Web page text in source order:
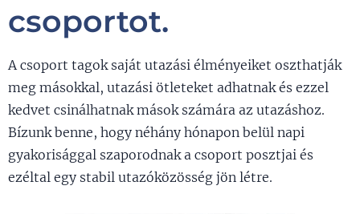
csoportot.
A csoport tagok saját utazási élményeiket oszthatják
meg másokkal, utazási ötleteket adhatnak és ezzel
kedvet csinálhatnak mások számára az utazáshoz.
Bízunk benne, hogy néhány hónapon belül napi
gyakorisággal szaporodnak a csoport posztjai és
ezéltal egy stabil utazóközösség jön létre.